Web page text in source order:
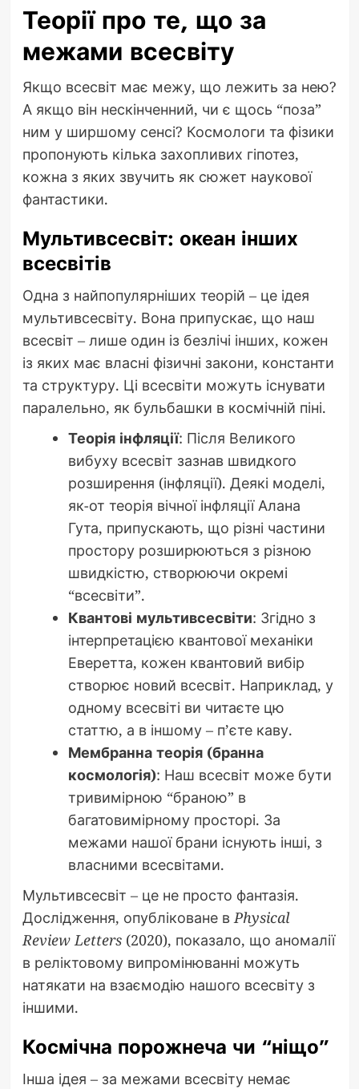
Теорії про те, що за
межами всесвіту
Якщо всесвіт має межу, що лежить за нею?
А якщо він нескінченний, чи є щось “поза”
ним у ширшому сенсі? Космологи та фізики
пропонують кілька захопливих гіпотез,
кожна з яких звучить як сюжет наукової
фантастики.
Мультивсесвіт: океан інших
всесвітів
Одна з найпопулярніших теорій – це ідея
мультивсесвіту. Вона припускає, що наш
всесвіт – лише один із безлічі інших, кожен
із яких має власні фізичні закони, константи
та структуру. Ці всесвіти можуть існувати
паралельно, як бульбашки в космічній піні.
Теорія інфляції: Після Великого
вибуху всесвіт зазнав швидкого
розширення (інфляції). Деякі моделі,
як-от теорія вічної інфляції Алана
Гута, припускають, що різні частини
простору розширюються з різною
швидкістю, створюючи окремі
“всесвіти”.
Квантові мультивсесвіти: Згідно з
інтерпретацією квантової механіки
Еверетта, кожен квантовий вибір
створює новий всесвіт. Наприклад, у
одному всесвіті ви читаєте цю
статтю, а в іншому – п’єте каву.
Мембранна теорія (бранна
космологія): Наш всесвіт може бути
тривимірною “браною” в
багатовимірному просторі. За
межами нашої брани існують інші, з
власними всесвітами.
Мультивсесвіт – це не просто фантазія.
Дослідження, опубліковане вPhysical
Review Letters(2020), показало, що аномалії
в реліктовому випромінюванні можуть
натякати на взаємодію нашого всесвіту з
іншими.
Космічна порожнеча чи “ніщо”
Інша ідея – за межами всесвіту немає